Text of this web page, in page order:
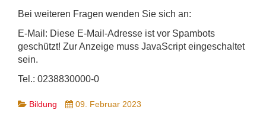
Bei weiteren Fragen wenden Sie sich an:
E-Mail: Diese E-Mail-Adresse ist vor Spambots
geschützt! Zur Anzeige muss JavaScript eingeschaltet
sein.
Tel.: 0238830000-0
Bildung 09. Februar 2023